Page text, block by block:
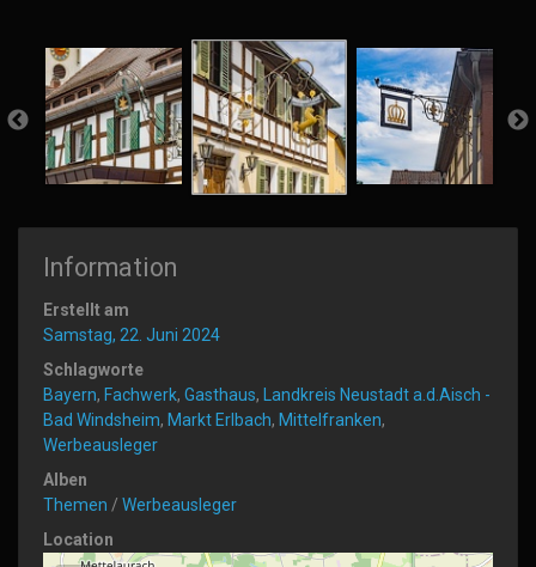
Information
Erstellt am
Samstag, 22. Juni 2024
Schlagworte
Bayern, Fachwerk, Gasthaus,
Landkreis Neustadt a.d.Aisch -
Bad Windsheim, Markt Erlbach, Mittelfranken,
Werbeausleger
Alben
Themen / Werbeausleger
Location